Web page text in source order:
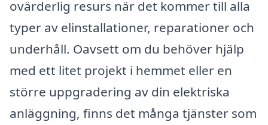
ovärderlig resurs när det kommer till alla
typer av elinstallationer, reparationer och
underhåll. Oavsett om du behöver hjälp
med ett litet projekt i hemmet eller en
större uppgradering av din elektriska
anläggning, finns det många tjänster som